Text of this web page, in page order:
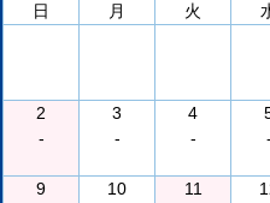
日
月 火
2
-
3
-
4
-
-
9
10
11